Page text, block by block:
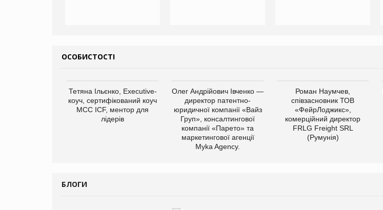
ОСОБИСТОСТІ
Тетяна Ільєнко, Executive-
коуч, сертифікований коуч
МСС ICF, ментор для
лідерів
Олег Андрійович Івченко —
директор патентно-
юридичної компанії «Вайз
Груп», консалтингової
компанії «Парето» та
маркетингової агенції
Myka Agency.
Роман Наумчев,
співзасновник ТОВ
«ФейрЛоджикс»,
комерційний директор
FRLG Freight SRL
(Румунія)
БЛОГИ